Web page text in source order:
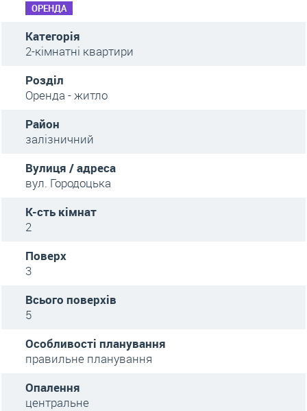
ОРЕНДА
Категорія
2-кімнатні квартири
Розділ
Оренда - житло
Район
залізничний
Вулиця / адреса
вул. Городоцька
К-сть кімнат
2
Поверх
3
Всього поверхів
5
Особливості планування
правильне планування
Опалення
центральне